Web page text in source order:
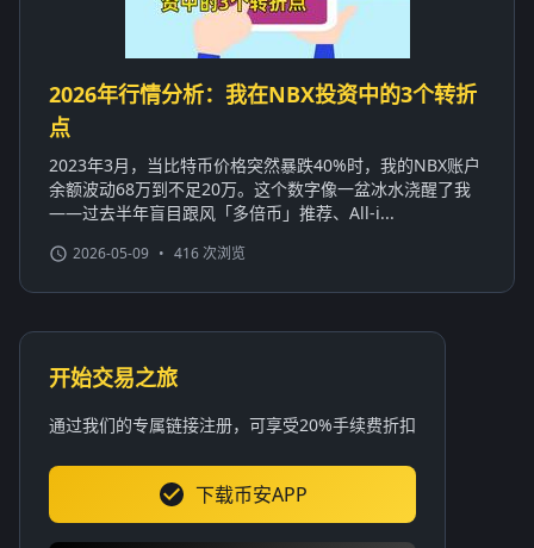
2026年行情分析：我在NBX投资中的3个转折
点
2023年3月，当比特币价格突然暴跌40%时，我的NBX账户
余额波动68万到不足20万。这个数字像一盆冰水浇醒了我
——过去半年盲目跟风「多倍币」推荐、All-i...
2026-05-09 • 416 次浏览
开始交易之旅
通过我们的专属链接注册，可享受20%手续费折扣
下载币安APP